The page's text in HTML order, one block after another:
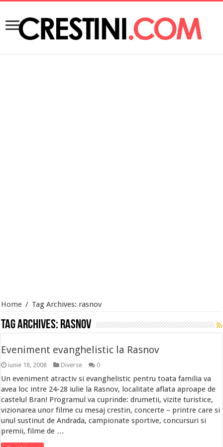
Home / Tag Archives: rasnov
Tag Archives: rasnov
Eveniment evanghelistic la Rasnov
iunie 18, 2008 Diverse 0
Un eveniment atractiv si evanghelistic pentru toata familia va
avea loc intre 24-28 iulie la Rasnov, localitate aflata aproape de
castelul Bran! Programul va cuprinde: drumetii, vizite turistice,
vizionarea unor filme cu mesaj crestin, concerte – printre care si
unul sustinut de Andrada, campionate sportive, concursuri si
premii, filme de …